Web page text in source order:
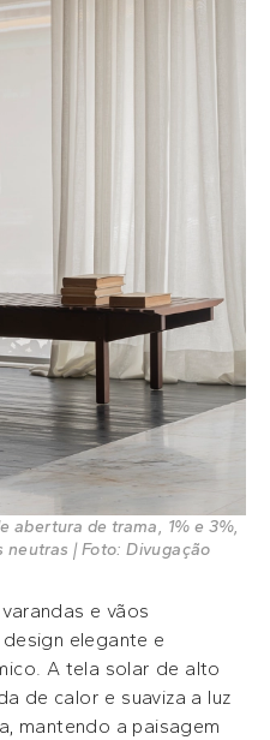
abertura de trama, 1% e 3%,
| Foto: Divugação
e vãos
elegante e
A tela solar de alto
de calor e suaviza a luz
mantendo a paisagem